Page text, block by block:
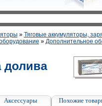
» Тяговые аккумуляторы,
» Дополнительное
долива
Аксессуары Похожие